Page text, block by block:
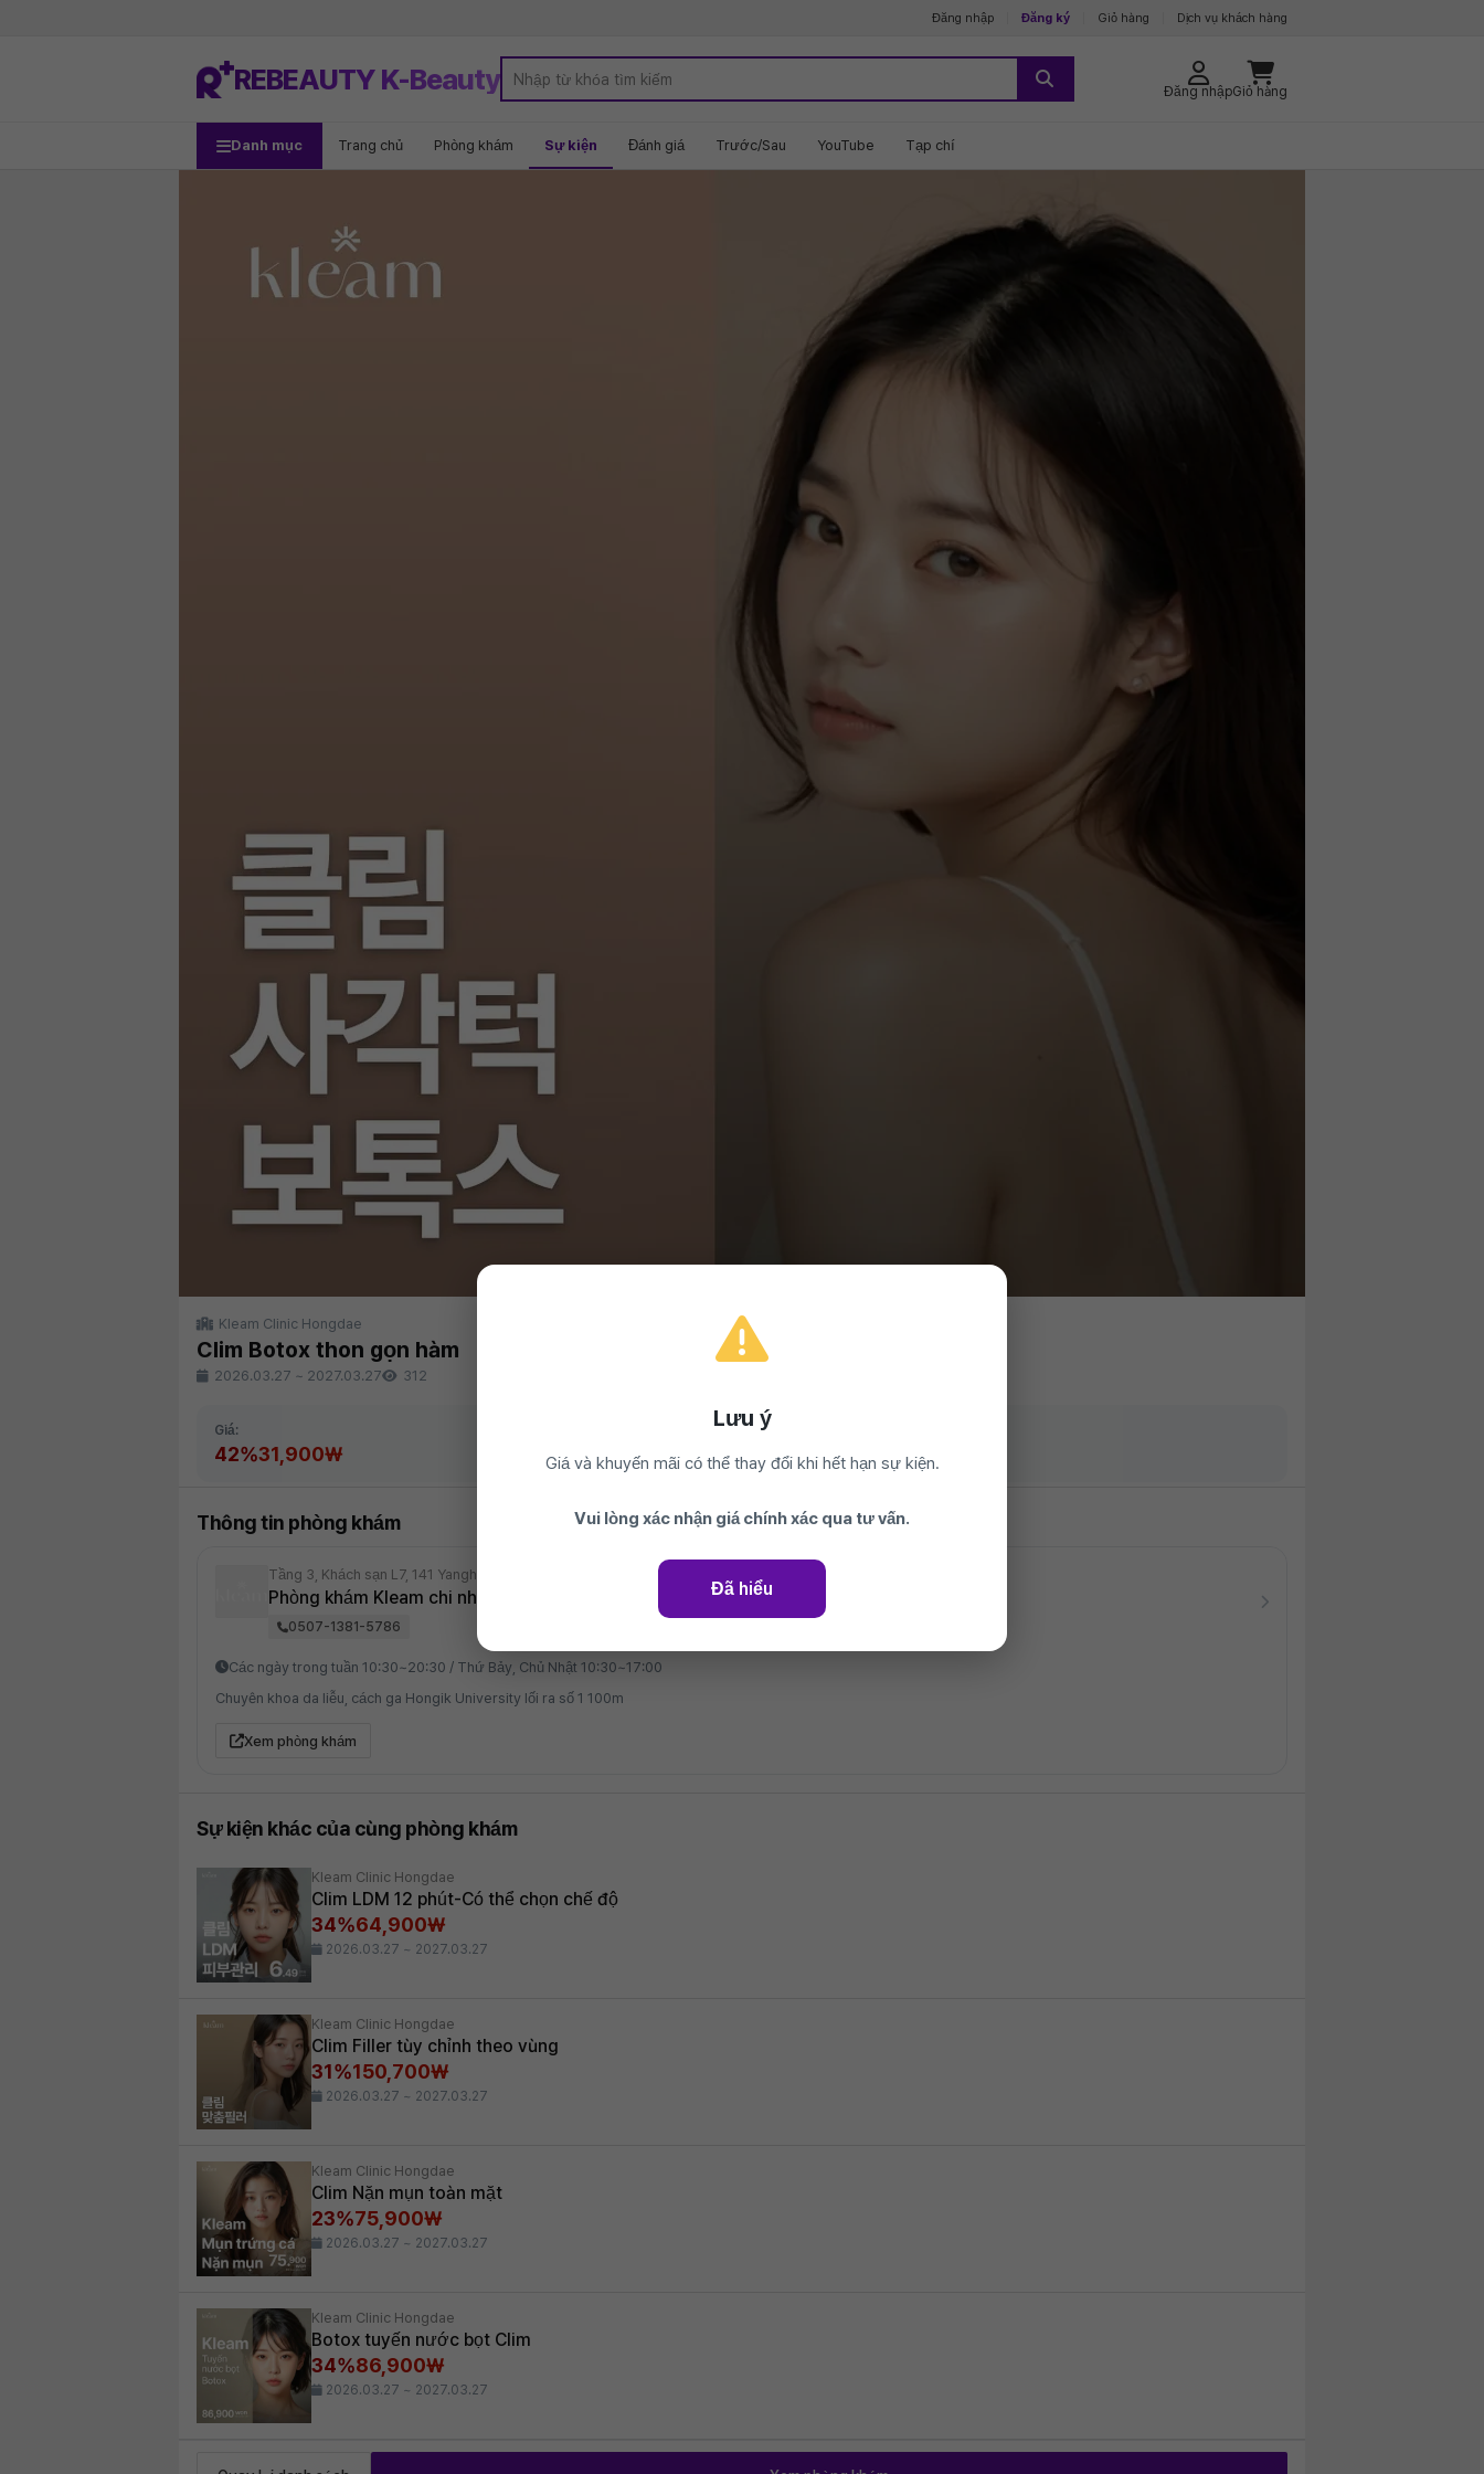
Đăng nhập Đăng ký Giỏ hàng Dịch vụ khách hàng
REBEAUTY K-Beauty Đăng nhậpGiỏ hàng
Danh mục Trang chủ Phòng khám Sự kiện Đánh giá Trước/Sau YouTube Tạp chí
Kleam Clinic Hongdae
Clim Botox thon gọn hàm
2026.03.27 ~ 2027.03.27 312
Giá:
42%31,900₩
Thông tin phòng khám
Tầng 3, Khách sạn L7, 141 Yanghwa-ro, Mapo-gu, Seoul
Phòng khám Kleam chi nhánh Hongdae
0507-1381-5786
Các ngày trong tuần 10:30~20:30 / Thứ Bảy, Chủ Nhật 10:30~17:00
Chuyên khoa da liễu, cách ga Hongik University lối ra số 1 100m
Xem phòng khám
Sự kiện khác của cùng phòng khám
Kleam Clinic Hongdae
Clim LDM 12 phút-Có thể chọn chế độ
34%64,900₩
2026.03.27 ~ 2027.03.27
Kleam Clinic Hongdae
Clim Filler tùy chỉnh theo vùng
31%150,700₩
2026.03.27 ~ 2027.03.27
Kleam Clinic Hongdae
Clim Nặn mụn toàn mặt
23%75,900₩
2026.03.27 ~ 2027.03.27
Kleam Clinic Hongdae
Botox tuyến nước bọt Clim
34%86,900₩
2026.03.27 ~ 2027.03.27
Lưu ý
Giá và khuyến mãi có thể thay đổi khi hết hạn sự kiện.
Vui lòng xác nhận giá chính xác qua tư vấn.
Đã hiểu